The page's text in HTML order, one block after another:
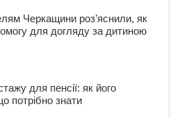
Черкащини роз’яснили, як
для догляду за дитиною
для пенсії: як його
потрібно знати